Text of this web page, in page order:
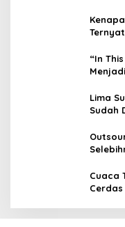
“In
Lima
Sudah
Cuaca